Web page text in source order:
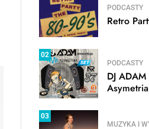
PODCASTY
Retro
02
PODCASTY
DJ
03
MUZYKA I